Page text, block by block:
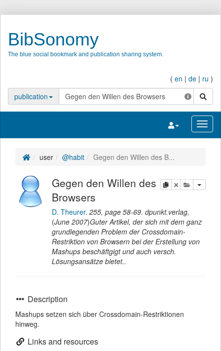
BibSonomy
The blue social bookmark and publication sharing system.
( en | de | ru )
publication
search
Toggle
user @habit Gegen den Willen des B...
copydeleteadd this
Gegen den Willen des
Browsers
D. Theurer. 255, page 58-69. dpunkt.verlag,
(June 2007)Guter Artikel, der sich mit dem ganz
grundlegenden Problem der Crossdomain-
Restriktion von Browsern bei der Erstellung von
Mashups beschäftgigt und auch versch.
Lösungsansätze bietet..
Description
Mashups setzen sich über Crossdomain-Restriktionen
hinweg.
Links and resources